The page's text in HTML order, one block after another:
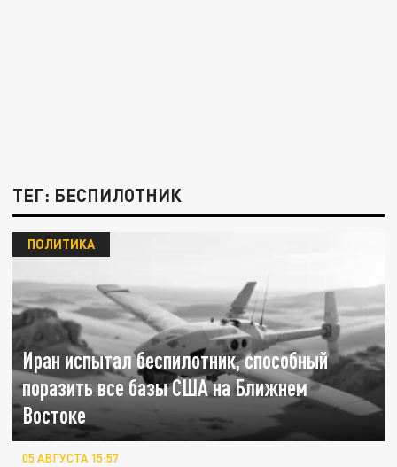
ТЕГ: БЕСПИЛОТНИК
Иран испытал беспилотник, способный
поразить все базы США на Ближнем
Востоке
ПОЛИТИКА
05 АВГУСТА 15:57